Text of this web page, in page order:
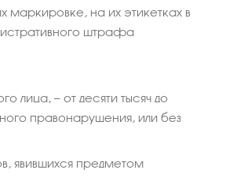
на их этикетках в
штрафа
лица, — от десяти тысяч до
правонарушения, или без
явившихся предметом